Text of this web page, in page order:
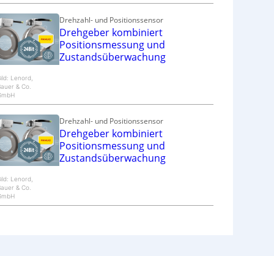
Lenord,
& Co.
Drehzahl- und Positionssensor
Drehgeber kombiniert
Positionsmessung und
Zustandsüberwachung
Lenord,
& Co.
Drehzahl- und Positionssensor
Drehgeber kombiniert
Positionsmessung und
Zustandsüberwachung